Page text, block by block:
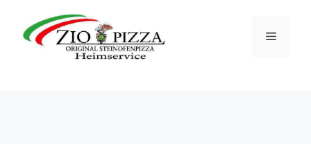
Inhalt
springen
Menü